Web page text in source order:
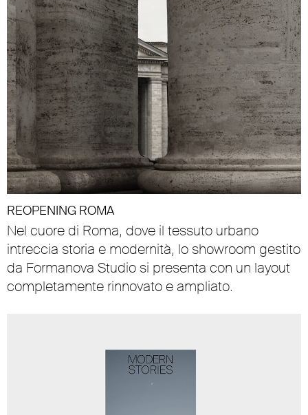
REOPENING ROMA
Nel cuore di Roma, dove il tessuto urbano
intreccia storia e modernità, lo showroom gestito
da Formanova Studio si presenta con un layout
completamente rinnovato e ampliato.